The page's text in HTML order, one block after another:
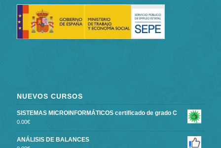
NUEVOS CURSOS
SISTEMAS MICROINFORMÁTICOS certificado de grado C
0.00€
ANÁLISIS DE BALANCES